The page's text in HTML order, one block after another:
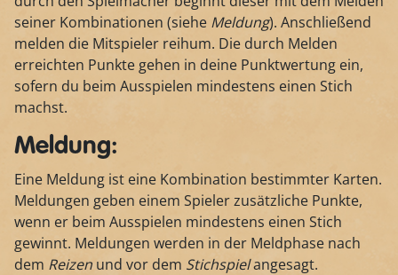
seiner Kombinationen (siehe Meldung). Anschließend
melden die Mitspieler reihum. Die durch Melden
erreichten Punkte gehen in deine Punktwertung ein,
sofern du beim Ausspielen mindestens einen Stich
machst.
Meldung:
Eine Meldung ist eine Kombination bestimmter Karten.
Meldungen geben einem Spieler zusätzliche Punkte,
wenn er beim Ausspielen mindestens einen Stich
gewinnt. Meldungen werden in der Meldphase nach
dem Reizen und vor dem Stichspielangesagt.